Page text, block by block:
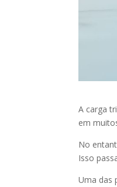
A carga
em
No
Isso
Uma das